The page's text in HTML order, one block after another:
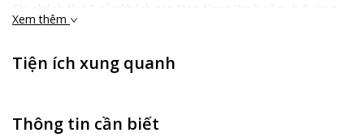
Chi nhánh thứ 2 của khách sạn Vien Ngoc Xanh nằm ở đường
Hoàng Văn Thụ, Quận Tân Bình nơi nhộn nhịp, náo nhiệt vào
Vien Ngoc Xanh 2 Hotelnằm gần lãnh sự quán Myanmar, công
Vien Ngoc Xanh 2 Hotelmang lại cho du khách những cảm
Xem thêm
Tiện ích xung quanh
Thông tin cần biết